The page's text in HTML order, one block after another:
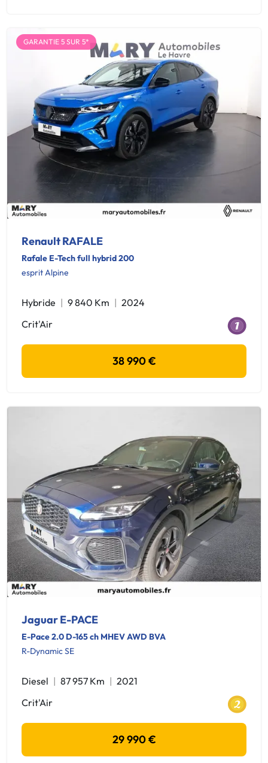
GARANTIE 5 SUR 5*
Renault RAFALE
Rafale E-Tech full hybrid 200
esprit Alpine
Hybride 9 840 Km
2024
Crit'Air
38 990 €
Jaguar E-PACE
E-Pace 2.0 D-165 ch MHEV AWD BVA
R-Dynamic SE
Diesel 87 957 Km
2021
Crit'Air
29 990 €